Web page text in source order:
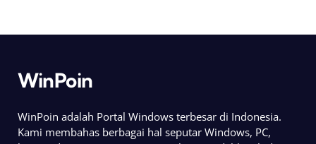
WinPoin
WinPoin adalah Portal Windows terbesar di Indonesia.
Kami membahas berbagai hal seputar Windows, PC,